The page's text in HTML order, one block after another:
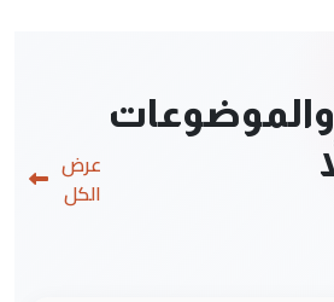
والموضوعات
عرض
الكل